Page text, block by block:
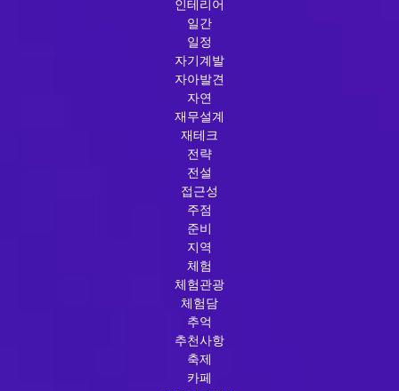
인테리어
일간
일정
자기계발
자아발견
자연
재무설계
재테크
전략
전설
접근성
주점
준비
지역
체험
체험관광
체험담
추억
추천사항
축제
카페